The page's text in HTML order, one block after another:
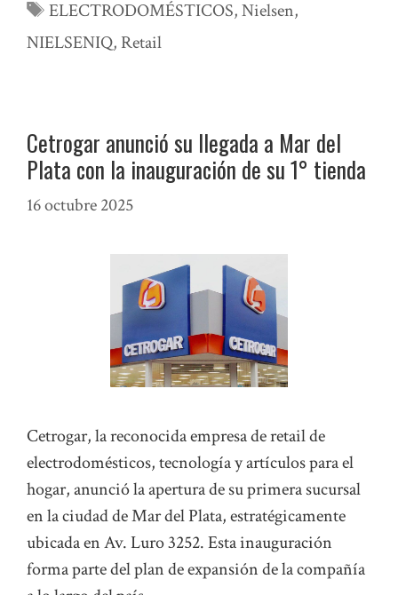
Etiquetas
ELECTRODOMÉSTICOS,Nielsen,
NIELSENIQ, Retail
Cetrogar anunció su llegada a Mar del
Plata con la inauguración de su 1° tienda
16 octubre 2025
Cetrogar, la reconocida empresa de retail de
electrodomésticos, tecnología y artículos para el
hogar, anunció la apertura de su primera sucursal
en la ciudad de Mar del Plata, estratégicamente
ubicada en Av. Luro 3252. Esta inauguración
forma parte del plan de expansión de la compañía